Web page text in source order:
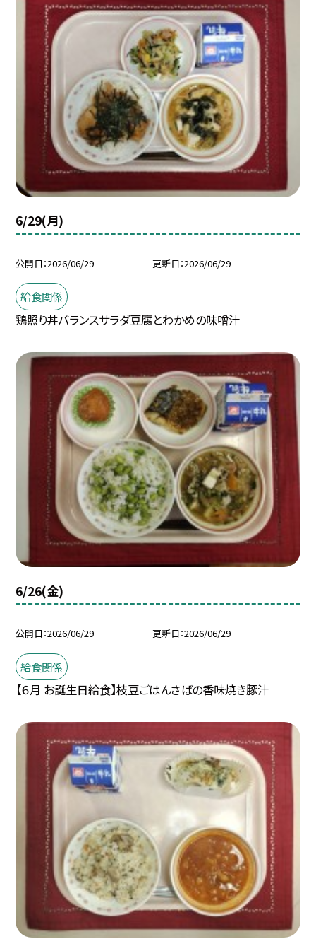
6/29(月)
公開日 2026/06/29 更新日 2026/06/29
給食関係
鶏照り丼バランスサラダ豆腐とわかめの味噌汁
6/26(金)
公開日 2026/06/29 更新日 2026/06/29
給食関係
【６月 お誕生日給食】枝豆ごはんさばの香味焼き豚汁